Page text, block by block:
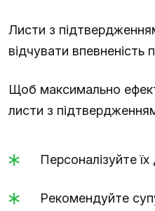
Листи з
відчувати впевненість
Щоб максимально
листи з
Персоналізуйте їх
Рекомендуйте